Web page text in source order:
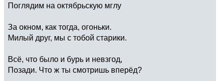
Поглядим на октябрьскую мглу
За окном, как тогда, огоньки.
Милый друг, мы с тобой старики.
Всё, что было и бурь и невзгод,
Позади. Что ж ты смотришь вперёд?